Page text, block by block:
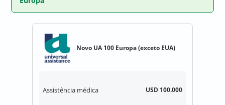
Novo UA 100 Europa (exceto EUA)
Assistência médica USD 100.000